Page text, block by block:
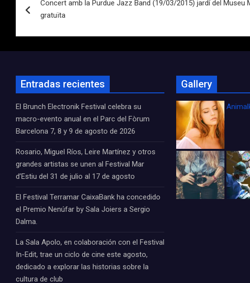
de
entradas
Concert amb la Purdue Jazz Band (19/03/2015) jardí del Museu
gratuïta
Entradas recientes
El Brunch Electronik Festival celebra su
macro-evento anual en el Parc del Fòrum
Barcelona 7, 8 y 9 de agosto de 2026
Rosario, Miguel Ríos, Leire Martínez y otros
grandes artistas se unen al Festival Mar
d’Estiu del 31 de julio al 17 de agosto
El Festival Terramar CaixaBank ha concedido
el Premio Nenúfar by Sala Joiers a Sergio
Dalma.
La Sala Apolo, en colaboración con el Festival
In-Edit, trae un ciclo de cine este agosto,
dedicado a explorar las historias sobre la
cultura de club
Gallery